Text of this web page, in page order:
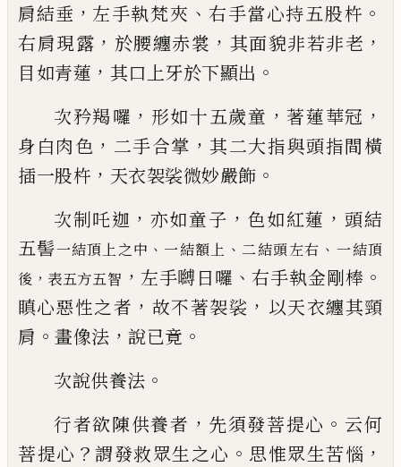
肩結垂 ， 左手執梵夾 、 右手當心持五股杵 。
右肩現露 ， 於腰纏赤裳 ， 其面貌非若非老 ，
目如青蓮 ， 其口上牙於下顯出 。
次矜羯囉 ， 形如十五歲童 ， 著蓮華冠 ，
身白肉色 ， 二手合掌 ， 其二大指與頭指間橫
插一股杵 ， 天衣袈裟微妙嚴飾 。
次制吒迦 ， 亦如童子 ， 色如紅蓮 ， 頭結
五髻一結頂上之中 、 一結額上 、 二結頭左右 、 一結頂
後 ， 表五方五智 ， 左手嚩日囉 、 右手執金剛棒 。
瞋心惡性之者 ， 故不著袈裟 ， 以天衣纏其頸
肩 。 畫像法 ， 說已竟 。
次說供養法 。
行者欲陳供養者 ， 先須發菩提心 。 云何
菩提心 ？ 謂發救眾生之心 。 思惟眾生苦惱 ，